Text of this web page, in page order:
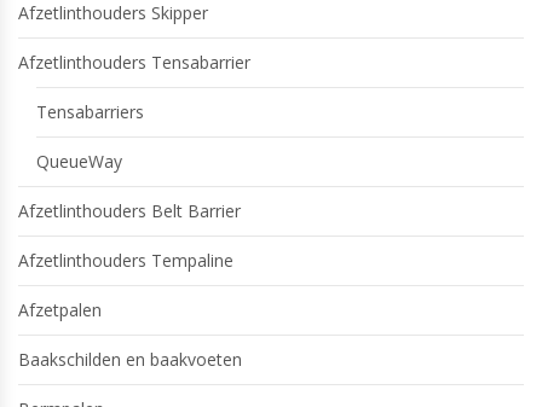
Afzetlinthouders Skipper
Afzetlinthouders Tensabarrier
Tensabarriers
QueueWay
Afzetlinthouders Belt Barrier
Afzetlinthouders Tempaline
Afzetpalen
Baakschilden en baakvoeten